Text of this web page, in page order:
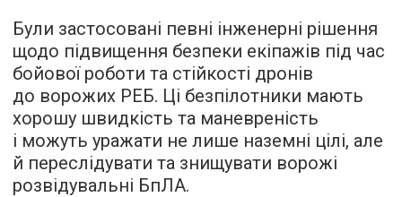
Були застосовані певні інженерні рішення
щодо підвищення безпеки екіпажів під час
бойової роботи та стійкості дронів
до ворожих РЕБ. Ці безпілотники мають
хорошу швидкість та маневреність
і можуть уражати не лише наземні цілі, але
й переслідувати та знищувати ворожі
розвідувальні БпЛА.